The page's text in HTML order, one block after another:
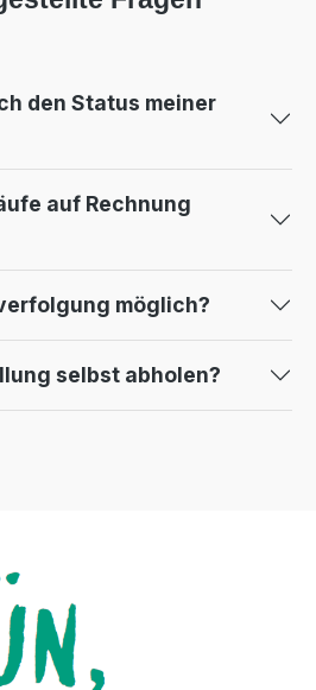
den Status meiner
auf Rechnung
möglich?
selbst abholen?